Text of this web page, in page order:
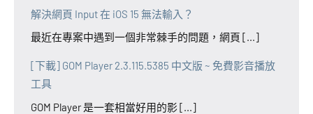
解決網頁 Input 在 iOS 15 無法輸入？
最近在專案中遇到一個非常棘手的問題，網頁 [...]
[下載] GOM Player 2.3.115.5385 中文版 ~ 免費影音播放
工具
GOM Player 是一套相當好用的影 [...]